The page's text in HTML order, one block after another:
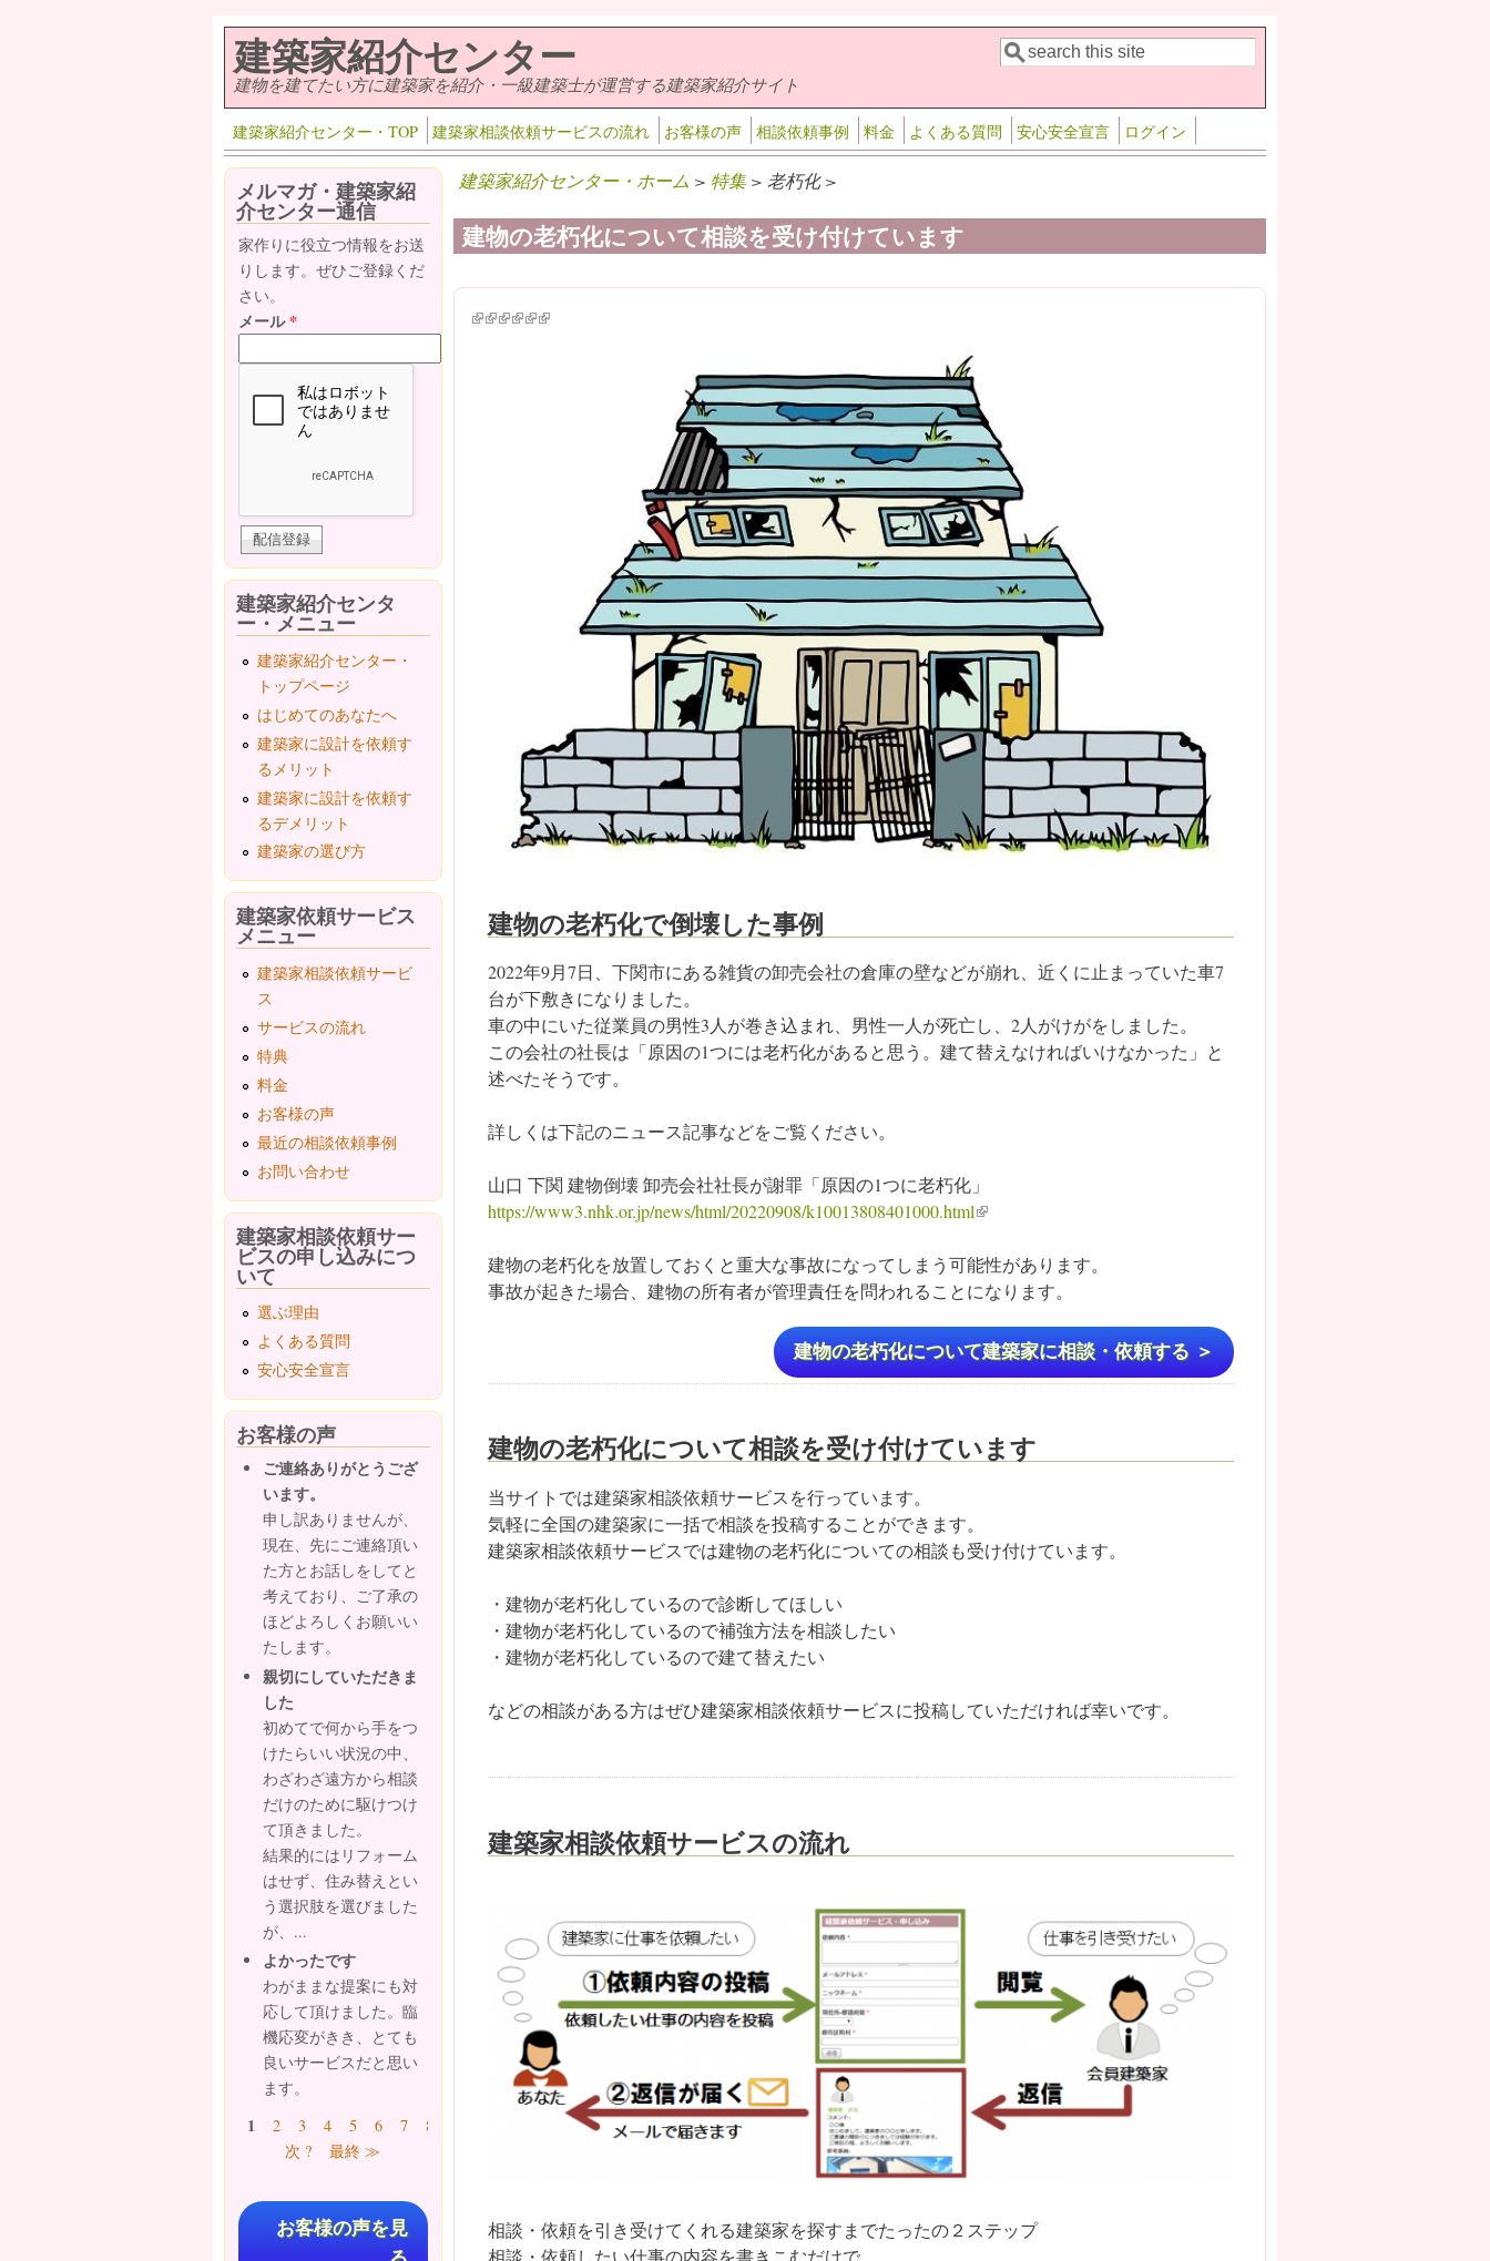
建築家紹介センター
建物を建てたい方に建築家を紹介・一級建築士が運営する建築家紹介サイト 検索フォーム
検索
建築家紹介センター・TOP 建築家相談依頼サービスの流れ お客様の声 相談依頼事例 料金 よくある質問 安心安全宣言 ログイン
建築家紹介センター・ホーム > 特集> 老朽化 >
建物の老朽化について相談を受け付けています
(link is external)
(link is external)
(link is external)
(link is external)
(link is external)
(link is external)
建物の老朽化で倒壊した事例
2022年9月7日、下関市にある雑貨の卸売会社の倉庫の壁などが崩れ、近くに止まっていた車7
台が下敷きになりました。
車の中にいた従業員の男性3人が巻き込まれ、男性一人が死亡し、2人がけがをしました。
この会社の社長は「原因の1つには老朽化があると思う。建て替えなければいけなかった」と
述べたそうです。
詳しくは下記のニュース記事などをご覧ください。
山口 下関 建物倒壊 卸売会社社長が謝罪「原因の1つに老朽化」
https://www3.nhk.or.jp/news/html/20220908/k10013808401000.html(link is external)
建物の老朽化を放置しておくと重大な事故になってしまう可能性があります。
事故が起きた場合、建物の所有者が管理責任を問われることになります。
建物の老朽化について建築家に相談・依頼する ＞
建物の老朽化について相談を受け付けています
当サイトでは建築家相談依頼サービスを行っています。
気軽に全国の建築家に一括で相談を投稿することができます。
建築家相談依頼サービスでは建物の老朽化についての相談も受け付けています。
・建物が老朽化しているので診断してほしい
・建物が老朽化しているので補強方法を相談したい
・建物が老朽化しているので建て替えたい
などの相談がある方はぜひ建築家相談依頼サービスに投稿していただければ幸いです。
建築家相談依頼サービスの流れ
相談・依頼を引き受けてくれる建築家を探すまでたったの２ステップ
相談・依頼したい仕事の内容を書きこむだけで
メルマガ・建築家紹
介センター通信
家作りに役立つ情報をお送
りします。ぜひご登録くだ
さい。
メール*
建築家紹介センタ
ー・メニュー
建築家紹介センター・
トップページ
はじめてのあなたへ
建築家に設計を依頼す
るメリット
建築家に設計を依頼す
るデメリット
建築家の選び方
建築家依頼サービス
メニュー
建築家相談依頼サービ
ス
サービスの流れ
特典
料金
お客様の声
最近の相談依頼事例
お問い合わせ
建築家相談依頼サー
ビスの申し込みにつ
いて
選ぶ理由
よくある質問
安心安全宣言
お客様の声
ご連絡ありがとうござ
います。
申し訳ありませんが、
現在、先にご連絡頂い
た方とお話しをしてと
考えており、ご了承の
ほどよろしくお願いい
たします。
親切にしていただきま
した
初めてで何から手をつ
けたらいい状況の中、
わざわざ遠方から相談
だけのために駆けつけ
て頂きました。
結果的にはリフォーム
はせず、住み替えとい
う選択肢を選びました
が、...
よかったです
わがままな提案にも対
応して頂けました。臨
機応変がきき、とても
良いサービスだと思い
ます。
ページ
1 2 3 4 5 6 7 8
次 ?
最終 ≫
お客様の声を見